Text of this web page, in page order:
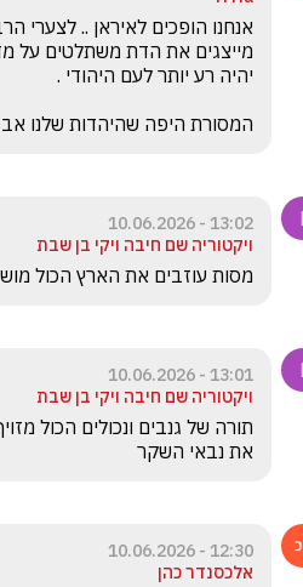
המסורת היפה שהיהדות שלנו
13:02 - 10.06.2026
ויקטוריה שם חיבה ויקי בן שבת
מסות עוזבים את הארץ הכול
13:01 - 10.06.2026
ויקטוריה שם חיבה ויקי בן שבת
את נבאי השקר
12:30 - 10.06.2026
אלכסנדר כהן